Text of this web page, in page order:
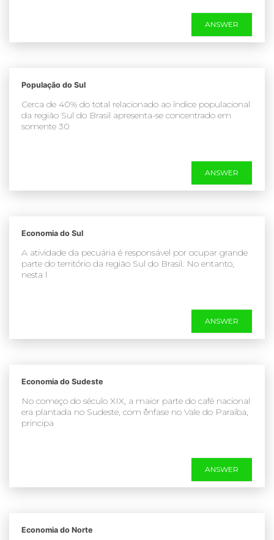
ANSWER
População do Sul
Cerca de 40% do total relacionado ao índice populacional
da região Sul do Brasil apresenta-se concentrado em
somente 30
ANSWER
Economia do Sul
A atividade da pecuária é responsável por ocupar grande
parte do território da região Sul do Brasil. No entanto,
nesta l
ANSWER
Economia do Sudeste
No começo do século XIX, a maior parte do café nacional
era plantada no Sudeste, com ênfase no Vale do Paraíba,
principa
ANSWER
Economia do Norte